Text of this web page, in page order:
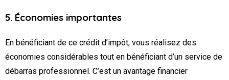
5. Économies importantes
En bénéficiant de ce crédit d’impôt, vous réalisez des
économies considérables tout en bénéficiant d’un service de
débarras professionnel. C’est un avantage financier